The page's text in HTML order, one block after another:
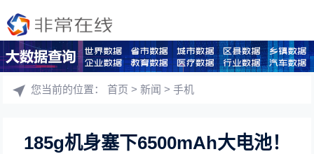
您当前的位置：首页 >新闻 >手机
185g机身塞下6500mAh大电池！